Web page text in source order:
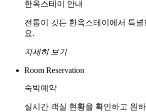
한옥스테이 안내
전통이 깃든 한옥스테이에서 특별
요.
자세히 보기
Room Reservation
숙박예약
실시간 객실 현황을 확인하고 원